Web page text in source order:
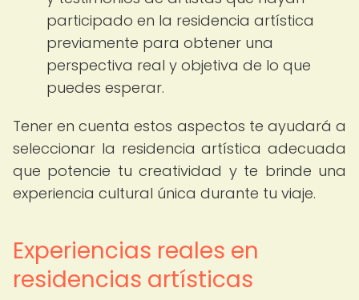
participado en la residencia artística
previamente para obtener una
perspectiva real y objetiva de lo que
puedes esperar.
Tener en cuenta estos aspectos te ayudará a
seleccionar la residencia artística adecuada
que potencie tu creatividad y te brinde una
experiencia cultural única durante tu viaje.
Experiencias reales en
residencias artísticas